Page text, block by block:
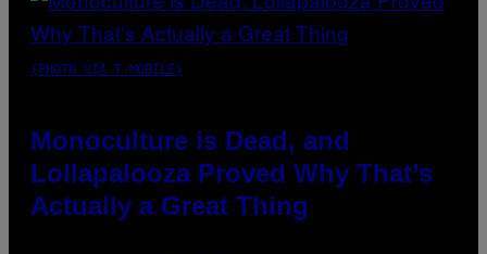
(PHOTO VIA T-MOBILE)
Monoculture is Dead, and
Lollapalooza Proved Why That’s
Actually a Great Thing